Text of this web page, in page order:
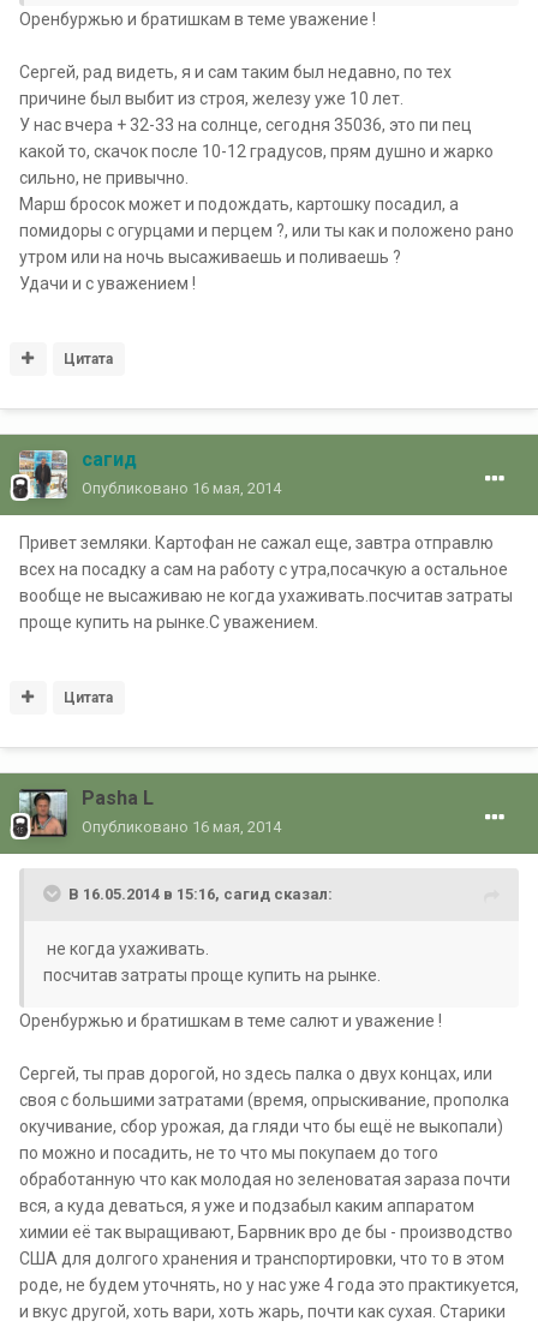
Оренбуржью и братишкам в теме уважение !
Сергей, рад видеть, я и сам таким был недавно, по тех
причине был выбит из строя, железу уже 10 лет.
У нас вчера + 32-33 на солнце, сегодня 35036, это пи пец
какой то, скачок после 10-12 градусов, прям душно и жарко
сильно, не привычно.
Марш бросок может и подождать, картошку посадил, а
помидоры с огурцами и перцем ?, или ты как и положено рано
утром или на ночь высаживаешь и поливаешь ?
Удачи и с уважением !
Цитата
сагид
Опубликовано 16 мая, 2014
Привет земляки. Картофан не сажал еще, завтра отправлю
всех на посадку а сам на работу с утра,посачкую а остальное
вообще не высаживаю не когда ухаживать.посчитав затраты
проще купить на рынке.С уважением.
Цитата
Pasha L
Опубликовано 16 мая, 2014
В 16.05.2014 в 15:16, сагид сказал:
не когда ухаживать.
посчитав затраты проще купить на рынке.
Оренбуржью и братишкам в теме салют и уважение !
Сергей, ты прав дорогой, но здесь палка о двух концах, или
своя с большими затратами (время, опрыскивание, прополка
окучивание, сбор урожая, да гляди что бы ещё не выкопали)
по можно и посадить, не то что мы покупаем до того
обработанную что как молодая но зеленоватая зараза почти
вся, а куда деваться, я уже и подзабыл каким аппаратом
химии её так выращивают, Барвник вро де бы - производство
США для долгого хранения и транспортировки, что то в этом
роде, не будем уточнять, но у нас уже 4 года это практикуется,
и вкус другой, хоть вари, хоть жарь, почти как сухая. Старики